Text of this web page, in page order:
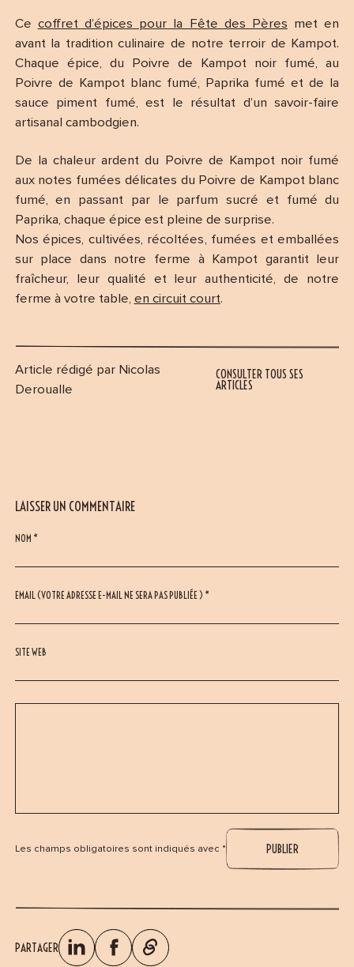
Ce coffret d’épices pour la Fête des Pères met en
avant la tradition culinaire de notre terroir de Kampot.
Chaque épice, du Poivre de Kampot noir fumé, au
Poivre de Kampot blanc fumé, Paprika fumé et de la
sauce piment fumé, est le résultat d’un savoir-faire
artisanal cambodgien.
De la chaleur ardent du Poivre de Kampot noir fumé
aux notes fumées délicates du Poivre de Kampot blanc
fumé, en passant par le parfum sucré et fumé du
Paprika, chaque épice est pleine de surprise.
Nos épices, cultivées, récoltées, fumées et emballées
sur place dans notre ferme à Kampot garantit leur
fraîcheur, leur qualité et leur authenticité, de notre
ferme à votre table, en circuit court.
Article rédigé par Nicolas
Deroualle
CONSULTER TOUS SES
ARTICLES
LAISSER UN COMMENTAIRE
NOM *
EMAIL (VOTRE ADRESSE E-MAIL NE SERA PAS PUBLIÉE ) *
SITE WEB
Les champs obligatoires sont indiqués avec *
PARTAGER